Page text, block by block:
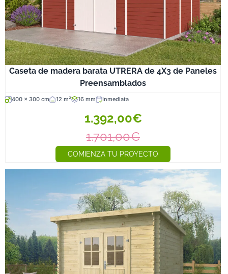
Caseta de madera barata UTRERA de 4X3 de Paneles
Preensamblados
400 x 300 cm 12 m² 16 mm Inmediata
1.392,00€
1.701,00€
COMIENZA TU PROYECTO